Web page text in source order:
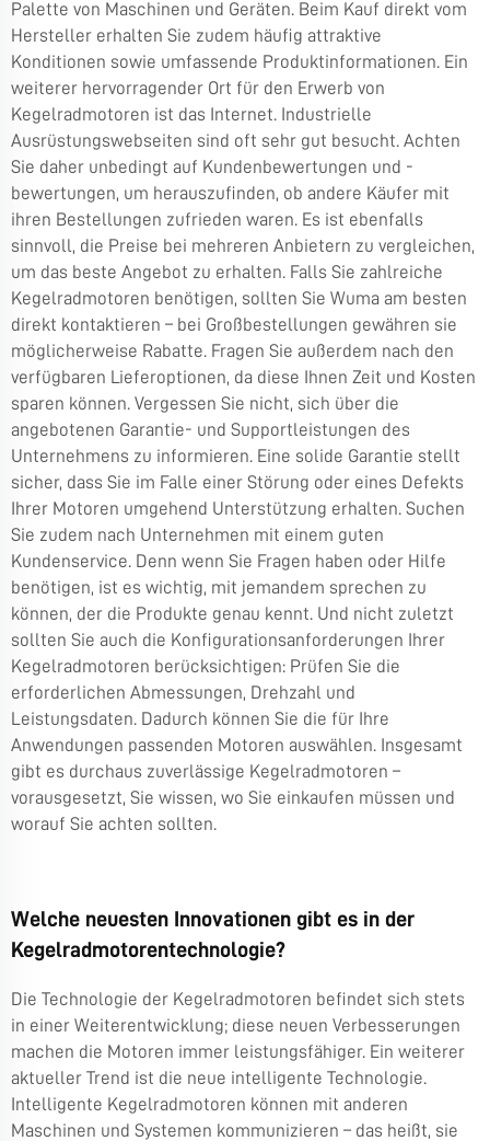
Palette von Maschinen und Geräten. Beim Kauf direkt vom
Hersteller erhalten Sie zudem häufig attraktive
Konditionen sowie umfassende Produktinformationen. Ein
weiterer hervorragender Ort für den Erwerb von
Kegelradmotoren ist das Internet. Industrielle
Ausrüstungswebseiten sind oft sehr gut besucht. Achten
Sie daher unbedingt auf Kundenbewertungen und -
bewertungen, um herauszufinden, ob andere Käufer mit
ihren Bestellungen zufrieden waren. Es ist ebenfalls
sinnvoll, die Preise bei mehreren Anbietern zu vergleichen,
um das beste Angebot zu erhalten. Falls Sie zahlreiche
Kegelradmotoren benötigen, sollten Sie Wuma am besten
direkt kontaktieren – bei Großbestellungen gewähren sie
möglicherweise Rabatte. Fragen Sie außerdem nach den
verfügbaren Lieferoptionen, da diese Ihnen Zeit und Kosten
sparen können. Vergessen Sie nicht, sich über die
angebotenen Garantie- und Supportleistungen des
Unternehmens zu informieren. Eine solide Garantie stellt
sicher, dass Sie im Falle einer Störung oder eines Defekts
Ihrer Motoren umgehend Unterstützung erhalten. Suchen
Sie zudem nach Unternehmen mit einem guten
Kundenservice. Denn wenn Sie Fragen haben oder Hilfe
benötigen, ist es wichtig, mit jemandem sprechen zu
können, der die Produkte genau kennt. Und nicht zuletzt
sollten Sie auch die Konfigurationsanforderungen Ihrer
Kegelradmotoren berücksichtigen: Prüfen Sie die
erforderlichen Abmessungen, Drehzahl und
Leistungsdaten. Dadurch können Sie die für Ihre
Anwendungen passenden Motoren auswählen. Insgesamt
gibt es durchaus zuverlässige Kegelradmotoren –
vorausgesetzt, Sie wissen, wo Sie einkaufen müssen und
worauf Sie achten sollten.
Welche neuesten Innovationen gibt es in der
Kegelradmotorentechnologie?
Die Technologie der Kegelradmotoren befindet sich stets
in einer Weiterentwicklung; diese neuen Verbesserungen
machen die Motoren immer leistungsfähiger. Ein weiterer
aktueller Trend ist die neue intelligente Technologie.
Intelligente Kegelradmotoren können mit anderen
Maschinen und Systemen kommunizieren – das heißt, sie